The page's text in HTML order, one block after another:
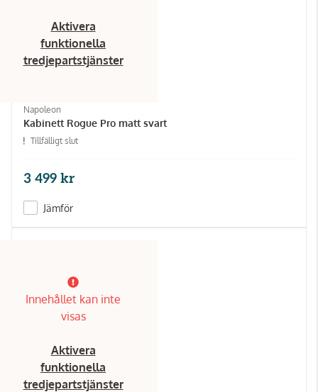
Aktivera
funktionella
tredjepartstjänster
Napoleon
Kabinett Rogue Pro matt svart
Tillfälligt slut
3 499 kr
Jämför
Innehållet kan inte
visas
Aktivera
funktionella
tredjepartstjänster